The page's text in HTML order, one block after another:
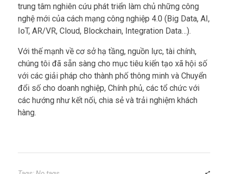
trung tâm nghiên cứu phát triển làm chủ những công
nghệ mới của cách mạng công nghiệp 4.0 (Big Data, AI,
IoT, AR/VR, Cloud, Blockchain, Integration Data…).
Với thế mạnh về cơ sở hạ tầng, nguồn lực, tài chính,
chúng tôi đã sẵn sàng cho mục tiêu kiến tạo xã hội số
với các giải pháp cho thành phố thông minh và Chuyển
đổi số cho doanh nghiệp, Chính phủ, các tổ chức với
các hướng như kết nối, chia sẻ và trải nghiệm khách
hàng.